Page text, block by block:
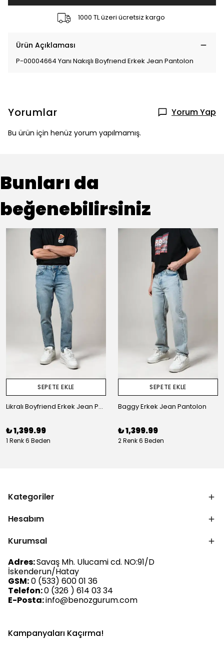
1000 TL üzeri ücretsiz kargo
Ürün Açıklaması
P-00004664 Yanı Nakışlı Boyfrıend Erkek Jean Pantolon
Yorumlar Yorum Yap
Bu ürün için henüz yorum yapılmamış.
Bunları da
beğenebilirsiniz
SEPETE EKLE
Likralı Boyfriend Erkek Jean Pantolon
₺ 1,399.99
1 Renk 6 Beden
SEPETE EKLE
Baggy Erkek Jean Pantolon
₺ 1,399.99
2 Renk 6 Beden
Kategoriler
Hesabım
Kurumsal
Adres:Savaş Mh. Ulucami cd. NO:91/D
İskenderun/Hatay
GSM:0 (533) 600 01 36
Telefon:0 (326 ) 614 03 34
E-Posta:info@benozgurum.com
Kampanyaları Kaçırma!